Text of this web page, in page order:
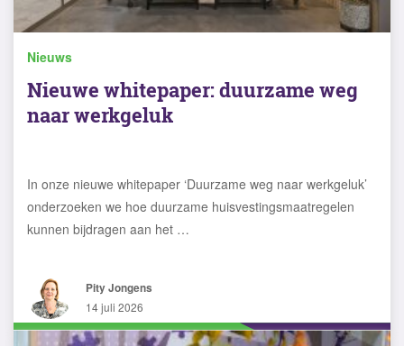
Nieuws
Nieuwe whitepaper: duurzame weg
naar werkgeluk
In onze nieuwe whitepaper ‘Duurzame weg naar werkgeluk’
onderzoeken we hoe duurzame huisvestingsmaatregelen
kunnen bijdragen aan het …
Pity Jongens
14 juli 2026